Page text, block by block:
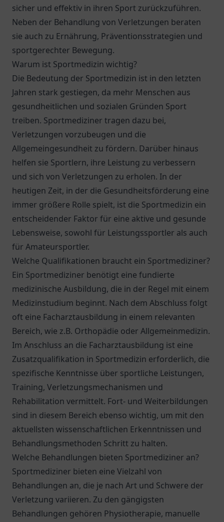
sicher und effektiv in ihren Sport zurückzuführen.
Neben der Behandlung von Verletzungen beraten
sie auch zu Ernährung, Präventionsstrategien und
sportgerechter Bewegung.
Warum ist Sportmedizin wichtig?
Die Bedeutung der Sportmedizin ist in den letzten
Jahren stark gestiegen, da mehr Menschen aus
gesundheitlichen und sozialen Gründen Sport
treiben. Sportmediziner tragen dazu bei,
Verletzungen vorzubeugen und die
Allgemeingesundheit zu fördern. Darüber hinaus
helfen sie Sportlern, ihre Leistung zu verbessern
und sich von Verletzungen zu erholen. In der
heutigen Zeit, in der die Gesundheitsförderung eine
immer größere Rolle spielt, ist die Sportmedizin ein
entscheidender Faktor für eine aktive und gesunde
Lebensweise, sowohl für Leistungssportler als auch
für Amateursportler.
Welche Qualifikationen braucht ein Sportmediziner?
Ein Sportmediziner benötigt eine fundierte
medizinische Ausbildung, die in der Regel mit einem
Medizinstudium beginnt. Nach dem Abschluss folgt
oft eine Facharztausbildung in einem relevanten
Bereich, wie z.B. Orthopädie oder Allgemeinmedizin.
Im Anschluss an die Facharztausbildung ist eine
Zusatzqualifikation in Sportmedizin erforderlich, die
spezifische Kenntnisse über sportliche Leistungen,
Training, Verletzungsmechanismen und
Rehabilitation vermittelt. Fort- und Weiterbildungen
sind in diesem Bereich ebenso wichtig, um mit den
aktuellsten wissenschaftlichen Erkenntnissen und
Behandlungsmethoden Schritt zu halten.
Welche Behandlungen bieten Sportmediziner an?
Sportmediziner bieten eine Vielzahl von
Behandlungen an, die je nach Art und Schwere der
Verletzung variieren. Zu den gängigsten
Behandlungen gehören Physiotherapie, manuelle